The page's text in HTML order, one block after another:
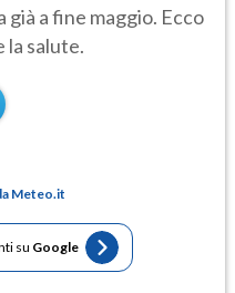
a fine maggio. Ecco
la salute.
Meteo.it
su Google